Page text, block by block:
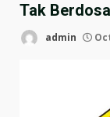
Tak
admin